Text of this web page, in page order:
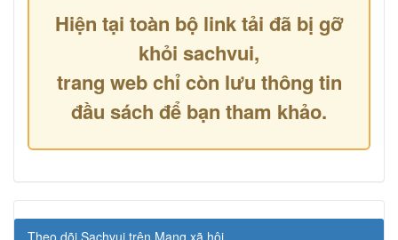
Hiện tại toàn bộ link tải đã bị gỡ
khỏi sachvui,
trang web chỉ còn lưu thông tin
đầu sách để bạn tham khảo.
Theo dõi Sachvui trên Mạng xã hội